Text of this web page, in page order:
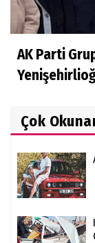
AK Parti
Çok